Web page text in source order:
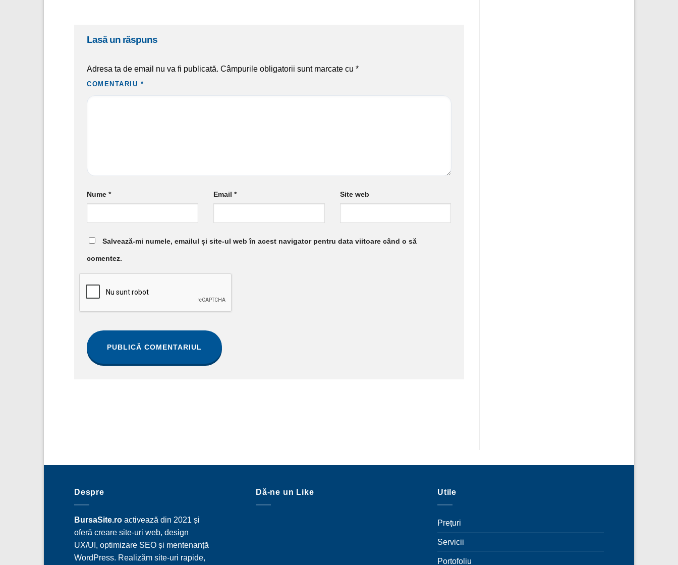
lasă un răspuns
Adresa ta de email nu va fi publicată. Câmpurile obligatorii sunt marcate cu *
COMENTARIU *
Nume * Email * Site web
Salvează-mi numele, emailul și site-ul web în acest navigator pentru data viitoare când o să
comentez.
Despre
BursaSite.ro activează din 2021 și
oferă creare site-uri web, design
UX/UI, optimizare SEO și mentenanță
WordPress. Realizăm site-uri rapide,
Dă-ne un Like Utile
Prețuri
Servicii
Portofoliu